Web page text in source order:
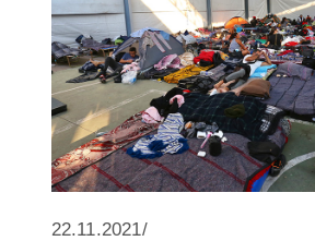
22.11.2021/